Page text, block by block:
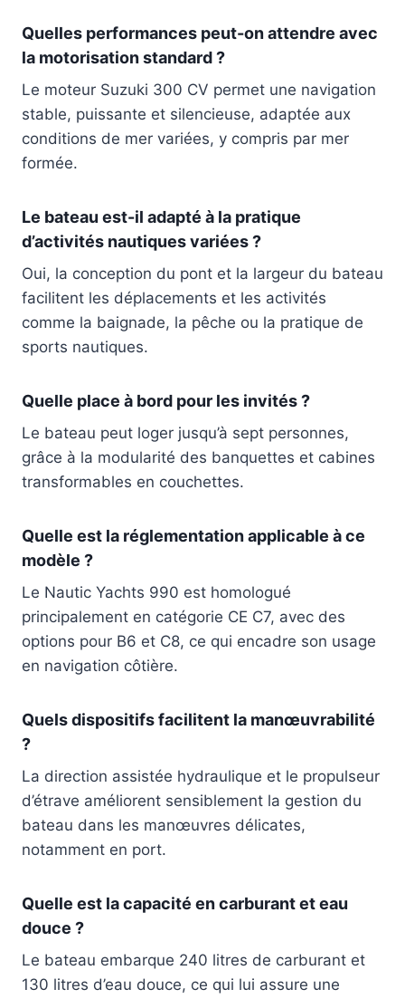
Quelles performances peut-on attendre avec
la motorisation standard ?
Le moteur Suzuki 300 CV permet une navigation
stable, puissante et silencieuse, adaptée aux
conditions de mer variées, y compris par mer
formée.
Le bateau est-il adapté à la pratique
d’activités nautiques variées ?
Oui, la conception du pont et la largeur du bateau
facilitent les déplacements et les activités
comme la baignade, la pêche ou la pratique de
sports nautiques.
Quelle place à bord pour les invités ?
Le bateau peut loger jusqu’à sept personnes,
grâce à la modularité des banquettes et cabines
transformables en couchettes.
Quelle est la réglementation applicable à ce
modèle ?
Le Nautic Yachts 990 est homologué
principalement en catégorie CE C7, avec des
options pour B6 et C8, ce qui encadre son usage
en navigation côtière.
Quels dispositifs facilitent la manœuvrabilité
?
La direction assistée hydraulique et le propulseur
d’étrave améliorent sensiblement la gestion du
bateau dans les manœuvres délicates,
notamment en port.
Quelle est la capacité en carburant et eau
douce ?
Le bateau embarque 240 litres de carburant et
130 litres d’eau douce, ce qui lui assure une